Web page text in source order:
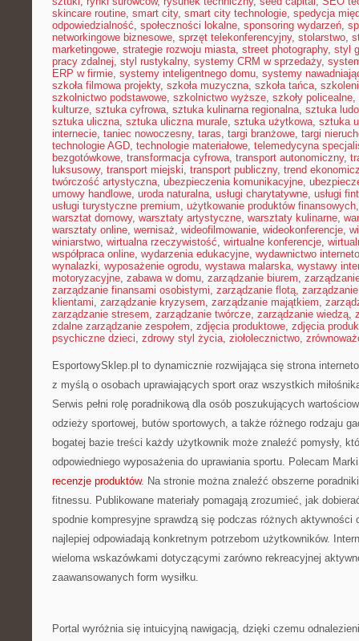
skincare routine, smart city, smart city technologie, spedycja
odpowiedzialność, społeczności lokalne, sponsoring wydarzeń,
networkingowe biznesowe, sprzęt telekonferencyjny, stolarstwo,
marketingowe, strategie rozwoju miasta, street photography, styl
pracy zdalnej, styl rustykalny, systemy CRM w sprzedaży,
ERP w firmie, systemy inteligentnego domu, systemy
szkoła filmowa projekty, szkoła muzyczna, szkoła tańca,
szkolnictwo podstawowe, szkolnictwo wyższe, szkoły policealne,
kulturze, sztuka cyfrowa, sztuka kulinarna regionalna, sztuka
sztuka uliczna, sztuka uliczna murale, sztuka użytkowa, sztuka
internecie, taniec nowoczesny, taras, targi branżowe, targi
technologie AGD, technologie materiałowe, telemedycyna
bezgotówkowe, transformacja cyfrowa, transport autonomiczny,
luksusowy, transport miejski, transport publiczny, trend
twórczość artystyczna, ubezpieczenia komunikacyjne,
umowy handlowe, uroda naturalna, usługi charytatywne, usługi
usługi turystyczne premium, użytkowanie produktów finansowych
warsztat domowy, warsztaty artystyczne, warsztaty kulinarne,
warsztaty online, wernisaż, wideofilmowanie, wideokonferencje,
winiarstwo, wirtualna rzeczywistość, wirtualne konferencje,
współpraca online, wydarzenia edukacyjne, wydawnictwo
wynalazki, wyposażenie ogrodu, wystawa malarska, wystawy
motoryzacyjne, zabawa w domu, zarządzanie biurem,
zarządzanie finansami osobistymi, zarządzanie flotą,
klientami, zarządzanie kryzysem, zarządzanie majątkiem,
zarządzanie stresem, zarządzanie twórcze, zarządzanie wiedzą,
zdalne zarządzanie zespołem, zdjęcia produktowe, zdjęcia
psychiczne dzieci, zdrowy styl życia, ziołolecznictwo,
EsportowySklep.pl to dynamicznie rozwijająca się strona
z myślą o osobach uprawiających sport oraz wszystkich
Serwis pełni rolę poradnikową dla osób poszukujących
odzieży sportowej, butów sportowych, a także różnego rodzaju
bogatej bazie treści każdy użytkownik może znaleźć pomysły,
odpowiedniego wyposażenia do uprawiania sportu. Polecam
recenzje produktów. Na stronie można znaleźć obszerne
fitnessu. Publikowane materiały pomagają zrozumieć, jak
spodnie kompresyjne sprawdzą się podczas różnych aktywności
najlepiej odpowiadają konkretnym potrzebom użytkowników.
wieloma wskazówkami dotyczącymi zarówno rekreacyjnej
zaawansowanych form wysiłku.
Portal wyróżnia się intuicyjną nawigacją, dzięki czemu